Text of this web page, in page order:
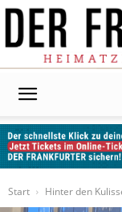
Start
Hinter den